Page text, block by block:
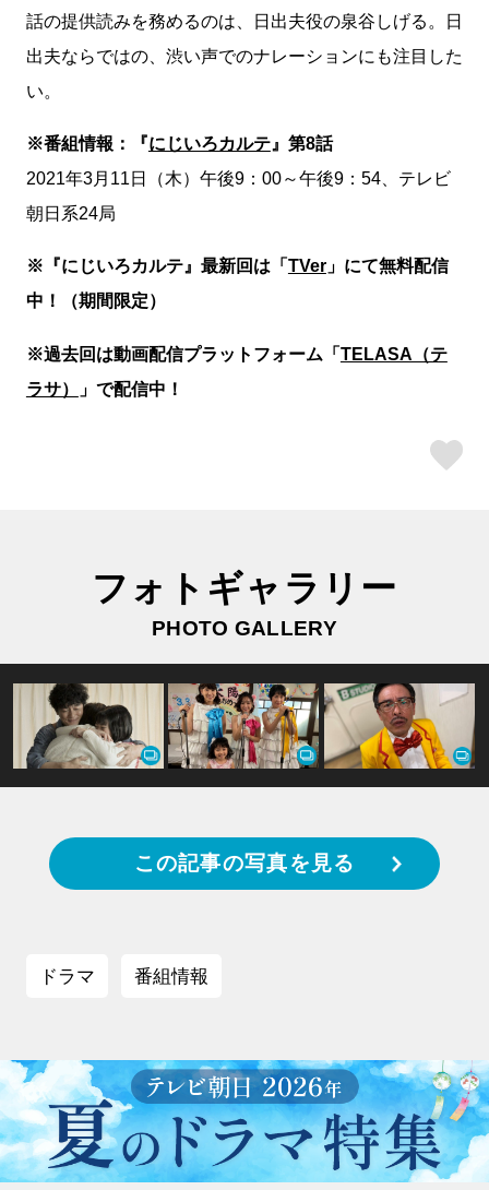
話の提供読みを務めるのは、日出夫役の泉谷しげる。日
出夫ならではの、渋い声でのナレーションにも注目した
い。
※番組情報：『にじいろカルテ』第8話
2021年3月11日（木）午後9：00～午後9：54、テレビ
朝日系24局
※『にじいろカルテ』最新回は「 TVer」にて無料配信
中！（期間限定）
※過去回は動画配信プラットフォーム「TELASA（テ
ラサ）
」で配信中！
フォトギャラリー
PHOTO GALLERY
この記事の写真を見る
ドラマ 番組情報